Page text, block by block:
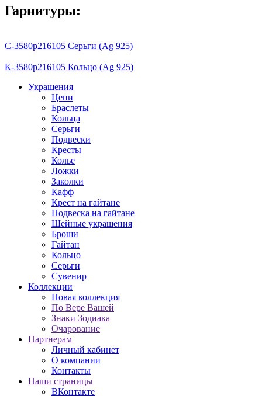
Гарнитуры:
С-3580р216105 Серьги (Ag 925)
К-3580р216105 Кольцо (Ag 925)
Украшения
Цепи
Браслеты
Кольца
Серьги
Подвески
Кресты
Колье
Ложки
Заколки
Кафф
Крест на гайтане
Подвеска на гайтане
Шейные украшения
Броши
Гайтан
Кольцо
Серьги
Сувенир
Коллекции
Новая коллекция
По Вере Вашей
Знаки Зодиака
Очарование
Партнерам
Личный кабинет
О компании
Контакты
Наши страницы
ВКонтакте